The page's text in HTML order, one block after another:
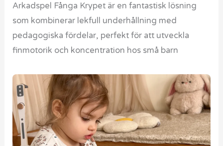
Arkadspel Fånga Krypet är en fantastisk lösning
som kombinerar lekfull underhållning med
pedagogiska fördelar, perfekt för att utveckla
finmotorik och koncentration hos små barn